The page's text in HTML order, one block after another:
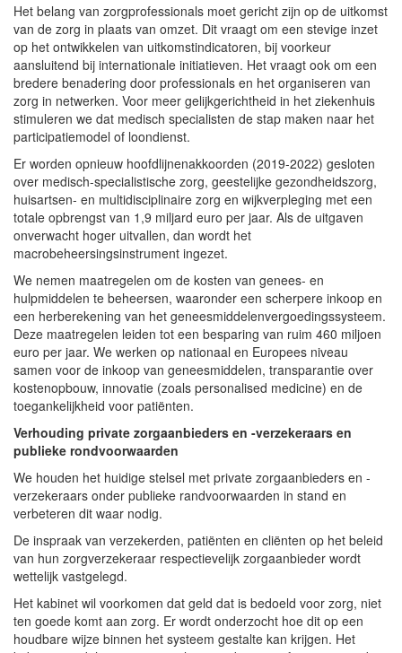
Het belang van zorgprofessionals moet gericht zijn op de uitkomst
van de zorg in plaats van omzet. Dit vraagt om een stevige inzet
op het ontwikkelen van uitkomstindicatoren, bij voorkeur
aansluitend bij internationale initiatieven. Het vraagt ook om een
bredere benadering door professionals en het organiseren van
zorg in netwerken. Voor meer gelijkgerichtheid in het ziekenhuis
stimuleren we dat medisch specialisten de stap maken naar het
participatiemodel of loondienst.
Er worden opnieuw hoofdlijnenakkoorden (2019-2022) gesloten
over medisch-specialistische zorg, geestelijke gezondheidszorg,
huisartsen- en multidisciplinaire zorg en wijkverpleging met een
totale opbrengst van 1,9 miljard euro per jaar. Als de uitgaven
onverwacht hoger uitvallen, dan wordt het
macrobeheersingsinstrument ingezet.
We nemen maatregelen om de kosten van genees- en
hulpmiddelen te beheersen, waaronder een scherpere inkoop en
een herberekening van het geneesmiddelenvergoedingssysteem.
Deze maatregelen leiden tot een besparing van ruim 460 miljoen
euro per jaar. We werken op nationaal en Europees niveau
samen voor de inkoop van geneesmiddelen, transparantie over
kostenopbouw, innovatie (zoals personalised medicine) en de
toegankelijkheid voor patiënten.
Verhouding private zorgaanbieders en -verzekeraars en
publieke rondvoorwaarden
We houden het huidige stelsel met private zorgaanbieders en -
verzekeraars onder publieke randvoorwaarden in stand en
verbeteren dit waar nodig.
De inspraak van verzekerden, patiënten en cliënten op het beleid
van hun zorgverzekeraar respectievelijk zorgaanbieder wordt
wettelijk vastgelegd.
Het kabinet wil voorkomen dat geld dat is bedoeld voor zorg, niet
ten goede komt aan zorg. Er wordt onderzocht hoe dit op een
houdbare wijze binnen het systeem gestalte kan krijgen. Het